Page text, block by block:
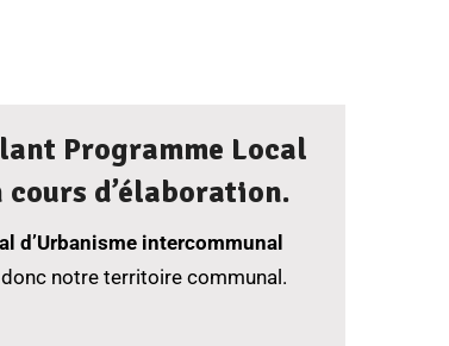
Programme Local
d’élaboration.
d’Urbanisme intercommunal
notre territoire communal.